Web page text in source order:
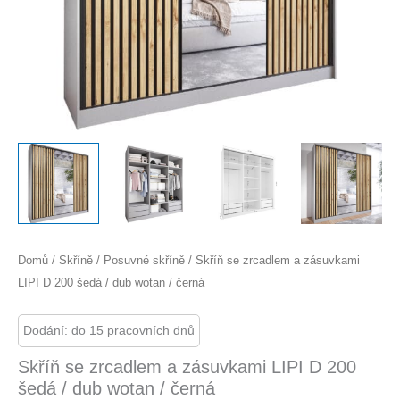
Domů / Skříně / Posuvné skříně / Skříň se zrcadlem a zásuvkami
LIPI D 200 šedá / dub wotan / černá
Dodání: do 15 pracovních dnů
Skříň se zrcadlem a zásuvkami LIPI D 200
šedá / dub wotan / černá